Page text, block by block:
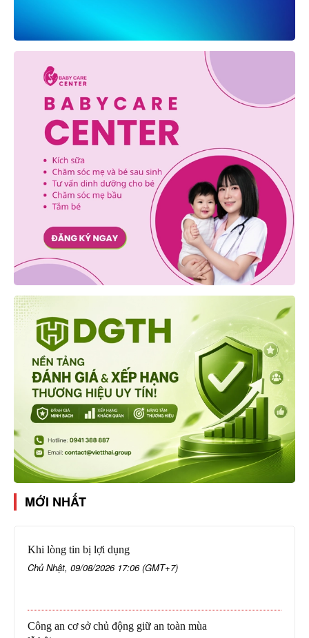
MỚI NHẤT
Khi lòng tin bị lợi dụng
Chủ Nhật, 09/08/2026 17:06 (GMT+7)
Công an cơ sở chủ động giữ an toàn mùa